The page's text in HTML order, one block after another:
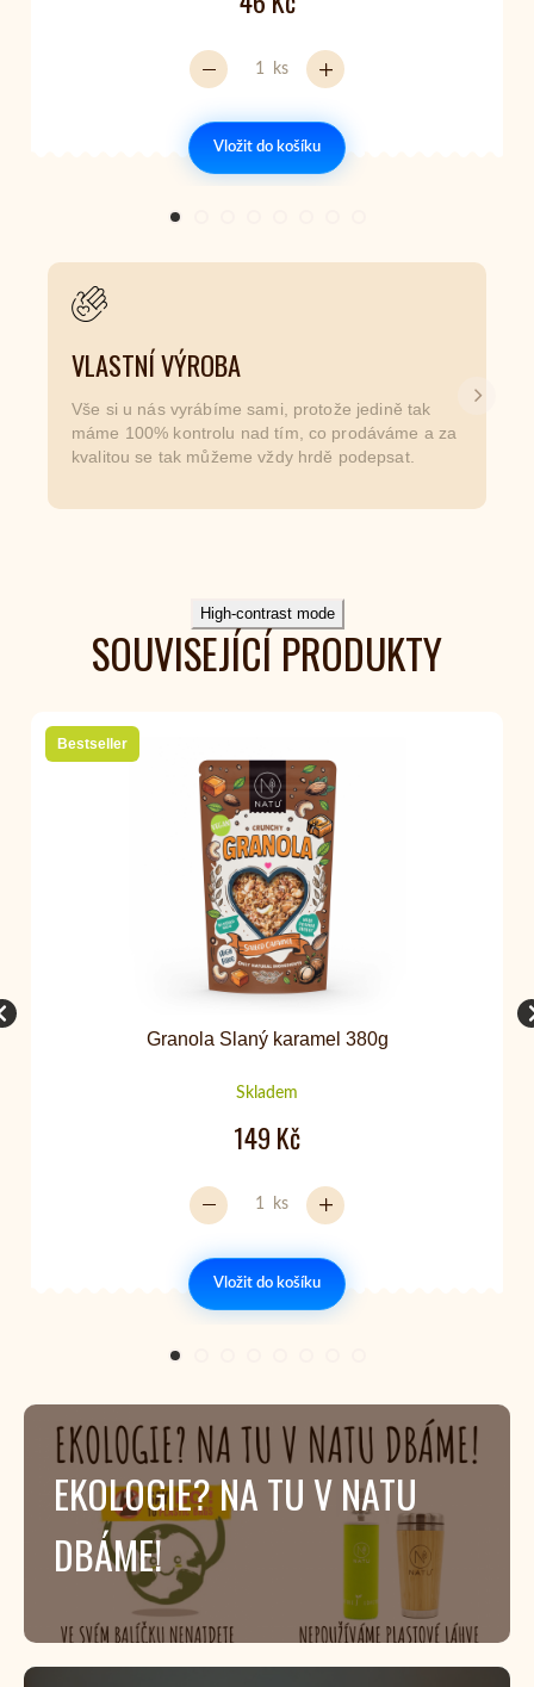
ks
Vložit do košíku
VLASTNÍ VÝROBA
Vše si u nás vyrábíme sami, protože jedině tak
máme 100% kontrolu nad tím, co prodáváme a za
kvalitou se tak můžeme vždy hrdě podepsat.
Další
High-contrast mode
SOUVISEJÍCÍ PRODUKTY
Bestseller
Granola Slaný karamel 380g
Skladem
149 Kč
ks
Vložit do košíku
EKOLOGIE? NA TU V NATU
DBÁME!